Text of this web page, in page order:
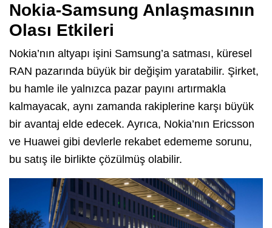
Nokia-Samsung Anlaşmasının
Olası Etkileri
Nokia’nın altyapı işini Samsung’a satması, küresel
RAN pazarında büyük bir değişim yaratabilir. Şirket,
bu hamle ile yalnızca pazar payını artırmakla
kalmayacak, aynı zamanda rakiplerine karşı büyük
bir avantaj elde edecek. Ayrıca, Nokia’nın Ericsson
ve Huawei gibi devlerle rekabet edememe sorunu,
bu satış ile birlikte çözülmüş olabilir.